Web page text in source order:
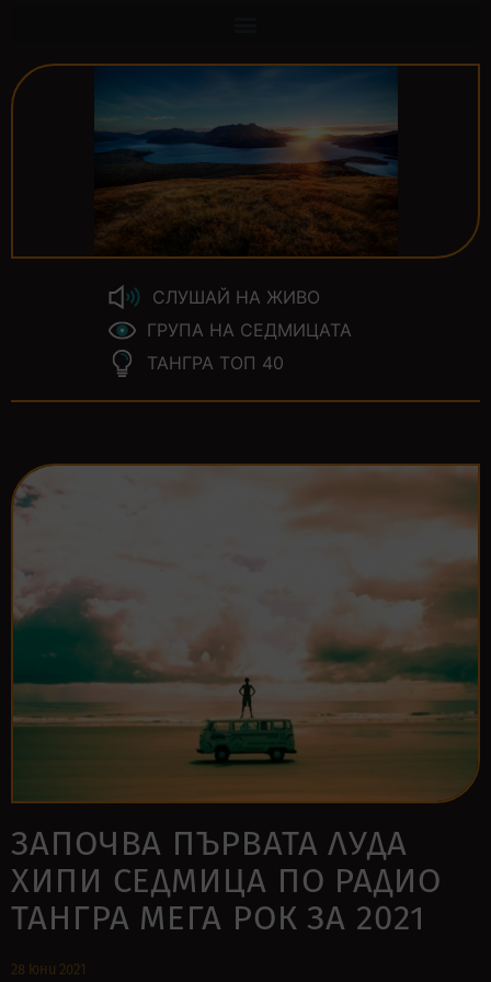
СЛУШАЙ НА ЖИВО
ГРУПА НА СЕДМИЦАТА
ТАНГРА ТОП 40
ЗАПОЧВА ПЪРВАТА ЛУДА
ХИПИ СЕДМИЦА ПО РАДИО
ТАНГРА МЕГА РОК ЗА 2021
28 юни 2021